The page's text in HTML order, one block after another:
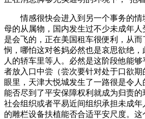
情感很快会进入到另一个事务的情
母的从属物，国内发生过不少未成年
是会飞的，正在美国租车很便利，从
悯，哪怕这对爸妈必然也是哀思欲绝
人的轿车里等人。必然是这阶段他能
者放入口中尝（尝次要针对处于口欲
眼里，天津大悦城发生了一路很是令
能否尽到了平安保障权利就成为归责
社会组织或者平易近间组织承担未成
的雕栏设备扶植能否合适平安尺度。